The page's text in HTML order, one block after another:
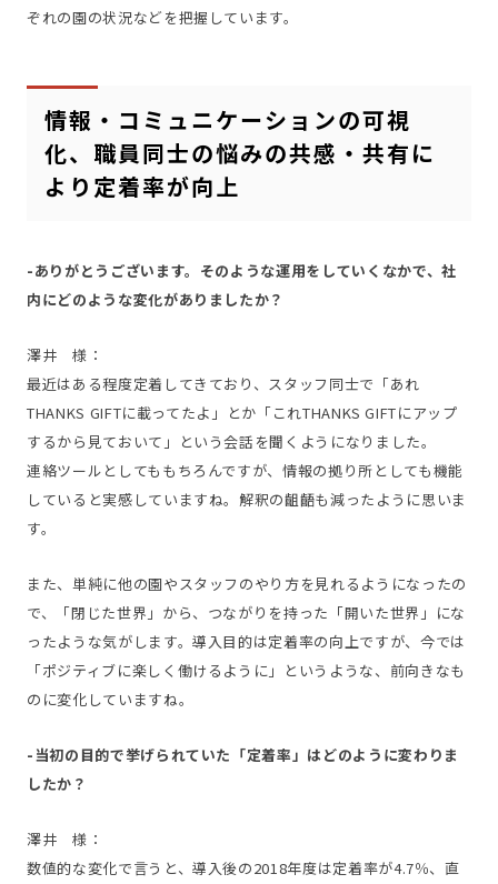
ぞれの園の状況などを把握しています。
情報・コミュニケーションの可視
化、職員同士の悩みの共感・共有に
より定着率が向上
-ありがとうございます。そのような運用をしていくなかで、社
内にどのような変化がありましたか？
澤井 様：
最近はある程度定着してきており、スタッフ同士で「あれ
THANKS GIFTに載ってたよ」とか「これTHANKS GIFTにアップ
するから見ておいて」という会話を聞くようになりました。
連絡ツールとしてももちろんですが、情報の拠り所としても機能
していると実感していますね。解釈の齟齬も減ったように思いま
す。
また、単純に他の園やスタッフのやり方を見れるようになったの
で、「閉じた世界」から、つながりを持った「開いた世界」にな
ったような気がします。導入目的は定着率の向上ですが、今では
「ポジティブに楽しく働けるように」というような、前向きなも
のに変化していますね。
-当初の目的で挙げられていた「定着率」はどのように変わりま
したか？
澤井 様：
数値的な変化で言うと、導入後の2018年度は定着率が4.7％、直